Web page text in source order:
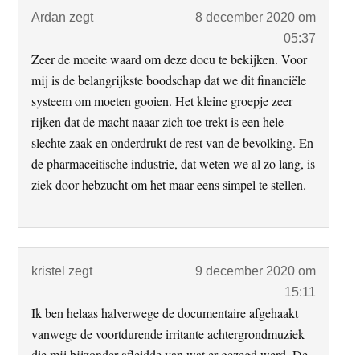
Ardan zegt
8 december 2020 om
05:37
Zeer de moeite waard om deze docu te bekijken. Voor
mij is de belangrijkste boodschap dat we dit financiële
systeem om moeten gooien. Het kleine groepje zeer
rijken dat de macht naaar zich toe trekt is een hele
slechte zaak en onderdrukt de rest van de bevolking. En
de pharmaceitische industrie, dat weten we al zo lang, is
ziek door hebzucht om het maar eens simpel te stellen.
kristel zegt
9 december 2020 om
15:11
Ik ben helaas halverwege de documentaire afgehaakt
vanwege de voortdurende irritante achtergrondmuziek